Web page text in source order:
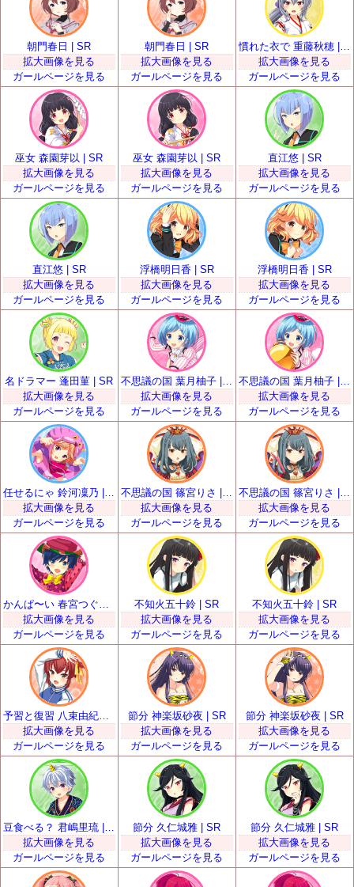
朝門春日 | SR
拡大画像を見る
ガールページを見る
朝門春日 | SR
拡大画像を見る
ガールページを見る
慣れた衣で 重藤秋穂 | SR
拡大画像を見る
ガールページを見る
巫女 森園芽以 | SR
拡大画像を見る
ガールページを見る
巫女 森園芽以 | SR
拡大画像を見る
ガールページを見る
直江悠 | SR
拡大画像を見る
ガールページを見る
直江悠 | SR
拡大画像を見る
ガールページを見る
浮橋明日香 | SR
拡大画像を見る
ガールページを見る
浮橋明日香 | SR
拡大画像を見る
ガールページを見る
名ドラマー 蓬田菫 | SR
拡大画像を見る
ガールページを見る
不思議の国 葉月柚子 | SR
拡大画像を見る
ガールページを見る
不思議の国 葉月柚子 | SR
拡大画像を見る
ガールページを見る
拡大画像を見る
ガールページを見る
不思議の国 篠宮りさ | SR
拡大画像を見る
ガールページを見る
不思議の国 篠宮りさ | SR
拡大画像を見る
ガールページを見る
拡大画像を見る
ガールページを見る
不知火五十鈴 | SR
拡大画像を見る
ガールページを見る
不知火五十鈴 | SR
拡大画像を見る
ガールページを見る
拡大画像を見る
ガールページを見る
節分 神楽坂砂夜 | SR
拡大画像を見る
ガールページを見る
節分 神楽坂砂夜 | SR
拡大画像を見る
ガールページを見る
拡大画像を見る
ガールページを見る
節分 久仁城雅 | SR
拡大画像を見る
ガールページを見る
節分 久仁城雅 | SR
拡大画像を見る
ガールページを見る